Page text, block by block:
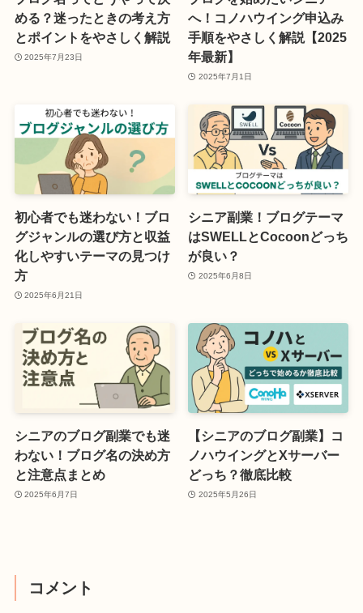
める？迷ったときの考え方
とポイントをやさしく解説
2025年7月23日
へ！コノハウイング申込み
手順をやさしく解説【2025
年最新】
2025年7月1日
初心者でも迷わない！ブロ
グジャンルの選び方と収益
化しやすいテーマの見つけ
方
2025年6月21日
シニア副業！ブログテーマ
はSWELLとCocoonどっち
が良い？
2025年6月8日
シニアのブログ副業でも迷
わない！ブログ名の決め方
と注意点まとめ
2025年6月7日
【シニアのブログ副業】コ
ノハウイングとXサーバー
どっち？徹底比較
2025年5月26日
コメント